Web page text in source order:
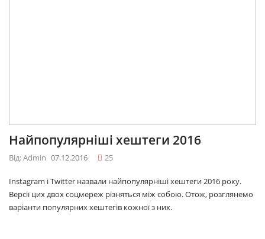
Найпопулярніші хештеги 2016
Від: Admin 07.12.2016 25
Instagram і Twitter назвали найпопулярніші хештеги 2016 року.
Версії цих двох соцмереж різняться між собою. Отож, розглянемо
варіанти популярних хештегів кожної з них.